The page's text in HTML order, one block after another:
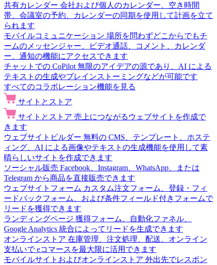
共有カレンダー 会社および個人のカレンダー、空き時間
帯、会議室の予約、カレンダーの同期を使用して計画を立て
られます
モバイルコミュニケーション 場所を問わずどこからでもチ
ームのメッセンジャー、ビデオ通話、コメント、カレンダ
ー、通知の機能にアクセスできます
チャットでの CoPilot 無限のアイデアの源であり、AI による
テキストの生成やブレインストーミングなどが可能です
すべてのコラボレーション機能を見る
サイトとストア
サイトとストア 売上につながるウェブサイトを作成で
きます
ウェブサイトビルダー 無料の CMS、テンプレート、ホステ
ィング、AI による画像やテキストの生成機能を使用して素
晴らしいサイトを作成できます
ソーシャル販売 Facebook、Instagram、WhatsApp、または
Telegram から商品を直接販売できます
ウェブサイトフォーム カスタム注文フォーム、登録・フィ
ードバックフォーム、および条件フィールド付きフォームで
リードを獲得できます
ランディングページ 獲得フォーム、自動化ファネル、
Google Analytics 統合によってリードを生成できます
オンラインストア 在庫管理、注文処理、配送、オンライン
支払いで eコマースを最大限に活用できます
モバイルサイトおよびオンラインストア 外出先でレスポン